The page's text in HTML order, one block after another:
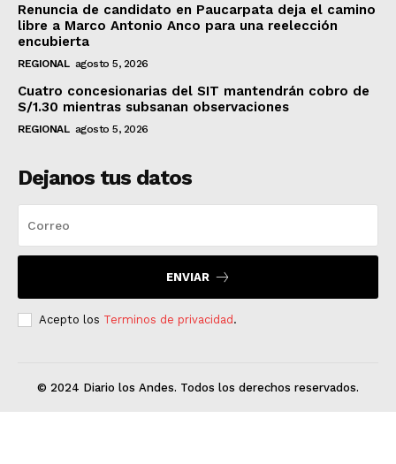
Renuncia de candidato en Paucarpata deja el camino
libre a Marco Antonio Anco para una reelección
encubierta
REGIONAL agosto 5, 2026
Cuatro concesionarias del SIT mantendrán cobro de
S/1.30 mientras subsanan observaciones
REGIONAL agosto 5, 2026
Dejanos tus datos
ENVIAR
Acepto los Terminos de privacidad.
© 2024 Diario los Andes. Todos los derechos reservados.